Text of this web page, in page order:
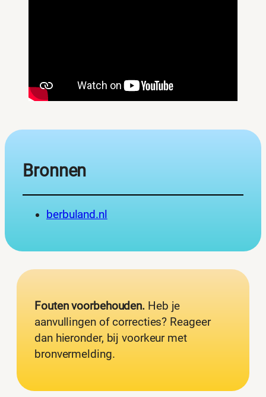
Bronnen
berbuland.nl
Fouten voorbehouden. Heb je
aanvullingen of correcties? Reageer
dan hieronder, bij voorkeur met
bronvermelding.